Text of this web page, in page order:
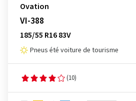
Ovation
VI-388
185/55 R16 83V
Pneus été voiture de tourisme
(10)